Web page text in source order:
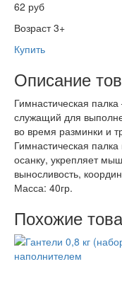
62 руб
Возраст 3+
Купить
Описание
Гимнастическая
служащий для
во время разминки и
Гимнастическая
осанку, укрепляет
выносливость,
Масса: 40гр.
Похожие